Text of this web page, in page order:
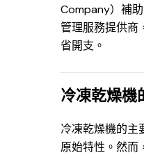
Company）補
管理服務提供商
省開支。
冷凍乾燥機
冷凍乾燥機的主
原始特性。然而